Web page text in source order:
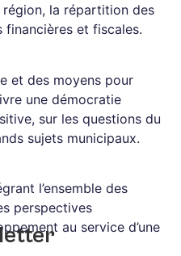
la répartition des
et fiscales.
et des moyens pour
une démocratie
sur les questions du
sujets municipaux.
l’ensemble des
perspectives
au service d’une